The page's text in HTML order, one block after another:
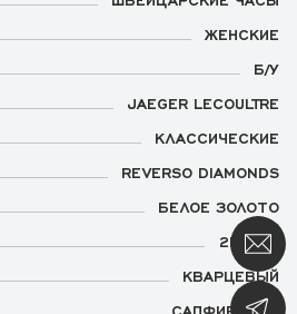
ЖЕНСКИЕ
Б/У
JAEGER LECOULTRE
КЛАССИЧЕСКИЕ
REVERSO DIAMONDS
БЕЛОЕ ЗОЛОТО
21 Х 33
КВАРЦЕВЫЙ
САПФИРОВОЕ